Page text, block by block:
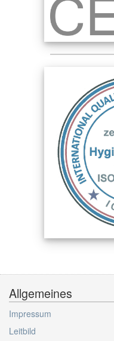
Allgemeines
Impressum
Leitbild